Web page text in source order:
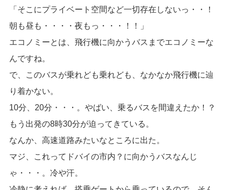
「そこにプライベート空間など一切存在しないっ・・！
朝も昼も・・・・夜もっ・・・！！」
エコノミーとは、飛行機に向かうバスまでエコノミーな
んですね。
で、このバスが乗れども乗れども、なかなか飛行機に辿
り着かない。
10分、20分・・・。やばい、乗るバスを間違えたか！？
もう出発の8時30分が迫ってきている。
なんか、高速道路みたいなところに出た。
マジ、これってドバイの市内？に向かうバスなんじ
ゃ・・・。冷や汗。